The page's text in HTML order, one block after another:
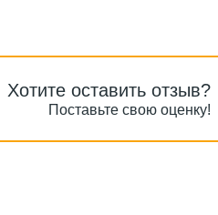
Хотите оставить отзыв?
Поставьте свою оценку!